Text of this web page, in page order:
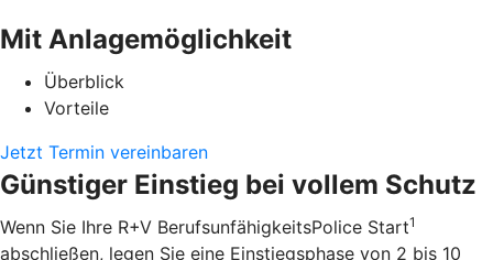
Mit Anlagemöglichkeit
Überblick
Vorteile
Jetzt Termin vereinbaren
Günstiger Einstieg bei vollem Schutz
Wenn Sie Ihre R+V BerufsunfähigkeitsPolice Start1
abschließen, legen Sie eine Einstiegsphase von 2 bis 10